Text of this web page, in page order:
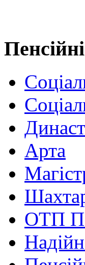
Арта
ОТП